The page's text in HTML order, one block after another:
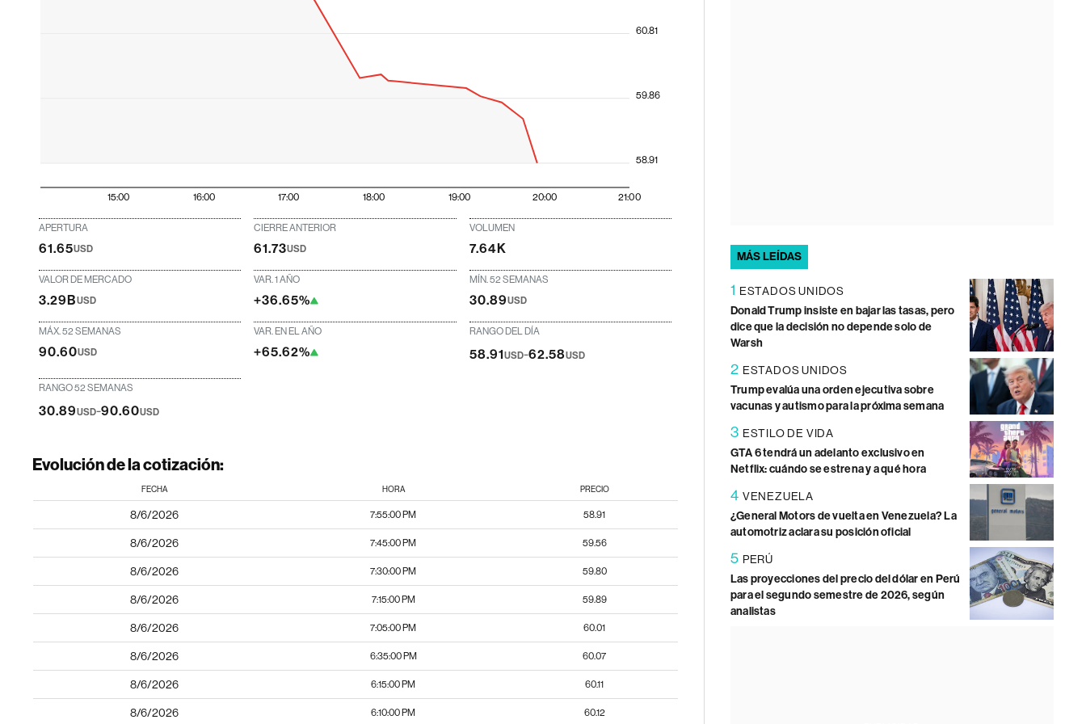
15:00 16:00 17:00 18:00 19:00 20:00 21:00
58.91
59.86
60.81
APERTURA
61.65USD
CIERRE ANTERIOR
61.73USD
VOLUMEN
7.64K
VALOR DE MERCADO
3.29BUSD
VAR. 1 AÑO
+36.65%
MÍN. 52 SEMANAS
30.89USD
MÁX. 52 SEMANAS
90.60USD
VAR. EN EL AÑO
+65.62%
RANGO DEL DÍA
58.91USD-62.58USD
RANGO 52 SEMANAS
30.89USD-90.60USD
Evolución de la cotización:
FECHA HORA PRECIO
8/6/2026 7:55:00 PM 58.91
8/6/2026 7:45:00 PM 59.56
8/6/2026 7:30:00 PM 59.80
8/6/2026 7:15:00 PM 59.89
8/6/2026 7:05:00 PM 60.01
8/6/2026 6:35:00 PM 60.07
8/6/2026 6:15:00 PM 60.11
8/6/2026 6:10:00 PM 60.12
MÁS LEÍDAS
1 ESTADOS UNIDOS
Donald Trump insiste en bajar las tasas, pero
dice que la decisión no depende solo de
Warsh
2 ESTADOS UNIDOS
Trump evalúa una orden ejecutiva sobre
vacunas y autismo para la próxima semana
3 ESTILO DE VIDA
GTA 6 tendrá un adelanto exclusivo en
Netflix: cuándo se estrena y a qué hora
4 VENEZUELA
¿General Motors de vuelta en Venezuela? La
automotriz aclara su posición oficial
5 PERÚ
Las proyecciones del precio del dólar en Perú
para el segundo semestre de 2026, según
analistas